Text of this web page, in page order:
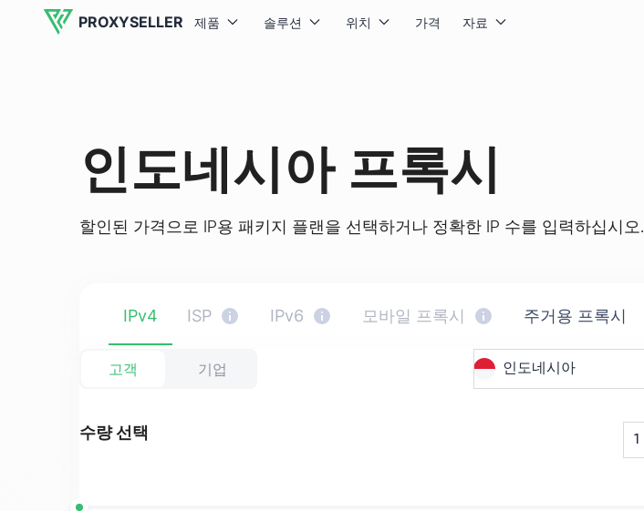
PROXYSELLER 제품 솔루션 위치 가격 자료
인도네시아 프록시
할인된 가격으로 IP용 패키지 플랜을 선택하거나 정확한 IP 수를 입력하십시오.
IPv4 ISP IPv6 모바일 프록시 주거용 프록시
고객 기업 인도네시아
수량 선택